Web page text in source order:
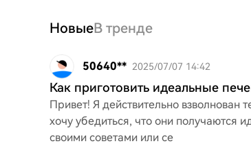
НовыеВ тренде
50640** 2025/07/07 14:42
Как приготовить идеальные
Привет! Я действительно взволнован
хочу убедиться, что они получаются
своими советами или се